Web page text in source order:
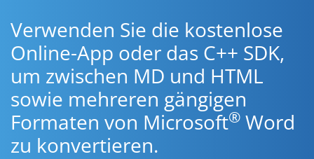
Verwenden Sie die kostenlose
Online-App oder das C++ SDK,
um zwischen MD und HTML
sowie mehreren gängigen
Formaten von Microsoft® Word
zu konvertieren.